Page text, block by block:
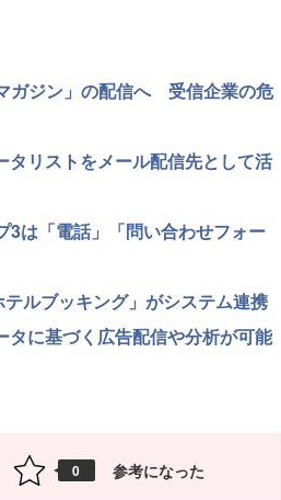
ガジン」の配信へ 受信企業の危
リストをメール配信先として活
3は「電話」「問い合わせフォー
ルブッキング」がシステム連携
に基づく広告配信や分析が可能
0 参考になった